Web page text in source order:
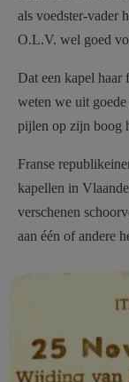
als voedster-vader
O.L.V. wel goed
Dat een kapel haar
weten we uit
pijlen op zijn boog
Franse
kapellen in
verschenen
aan één of andere
Sint-Jozef